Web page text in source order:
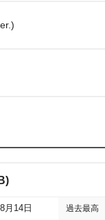
月14日 過去最高